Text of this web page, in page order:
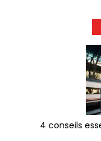
4 conseils